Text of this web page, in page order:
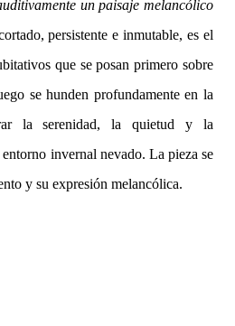
un paisaje melancólico
persistente e inmutable, es el
que se posan primero sobre
se hunden profundamente en la
la serenidad, la quietud y la
invernal nevado. La pieza se
y su expresión melancólica.